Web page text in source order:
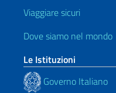
Viaggiare sicuri
Dove siamo nel mondo
Le Istituzioni
Governo Italiano